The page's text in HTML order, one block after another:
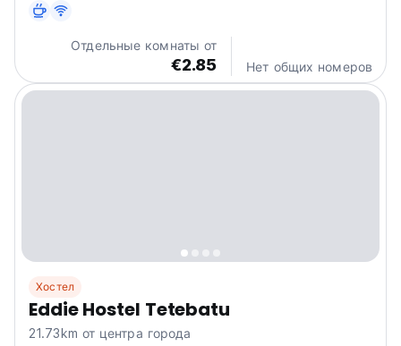
surrounded by lush greenery and offers stunning views
of the surrounding mountains. Some of the...
Отдельные комнаты от
€2.85 Нет общих номеров
Хостел
Eddie Hostel Tetebatu
21.73km от центра города